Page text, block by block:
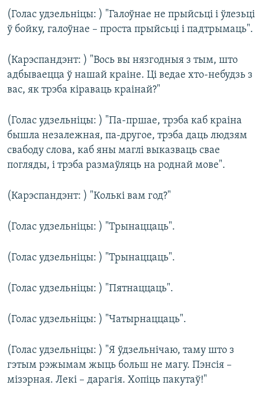
(Голас удзельніцы: ) "Галоўнае не прыйсьці і ўлезьці
ў бойку, галоўнае – проста прыйсьці і падтрымаць".
(Карэспандэнт: ) "Вось вы нязгодныя з тым, што
адбываецца ў нашай краіне. Ці ведае хто-небудзь з
вас, як трэба кіраваць краінай?"
(Голас удзельніцы: ) "Па-пршае, трэба каб краіна
бышла незалежная, па-другое, трэба даць людзям
свабоду слова, каб яны маглі выказваць свае
погляды, і трэба размаўляць на роднай мове".
(Карэспандэнт: ) "Колькі вам год?"
(Голас удзельніцы: ) "Трынаццаць".
(Голас удзельніцы: ) "Трынаццаць".
(Голас удзельніцы: ) "Пятнаццаць".
(Голас удзельніцы: ) "Чатырнаццаць".
(Голас удзельніцы: ) "Я ўдзельнічаю, таму што з
гэтым рэжымам жыць больш не магу. Пэнсія –
мізэрная. Лекі – дарагія. Хопіць пакутаў!"